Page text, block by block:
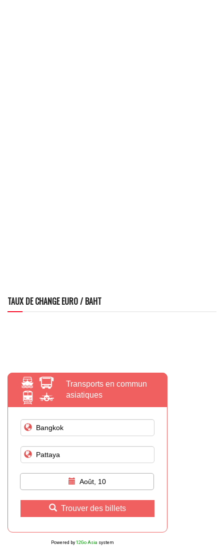
TAUX DE CHANGE EURO / BAHT
Transports en commun
asiatiques
Août, 10
Trouver des billets
Powered by 12Go Asia system